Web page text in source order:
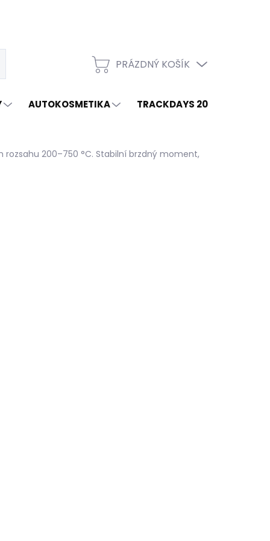
NÁKUPNÍ
PRÁZDNÝ KOŠÍK
AUTOKOSMETIKA TRACKDAYS 2026
rozsahu 200–750 °C. Stabilní brzdný moment,